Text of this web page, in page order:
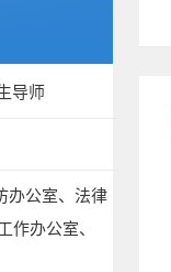
导师
办公室、法律
作办公室、